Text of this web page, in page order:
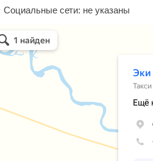
Социальные сети: не указаны